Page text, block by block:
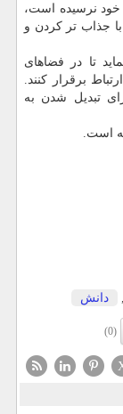
خود نرسیده است،
جذاب تر کردن و
تا در فضاهای
برقرار کنند.
تبدیل شدن به
, دانش
(0)